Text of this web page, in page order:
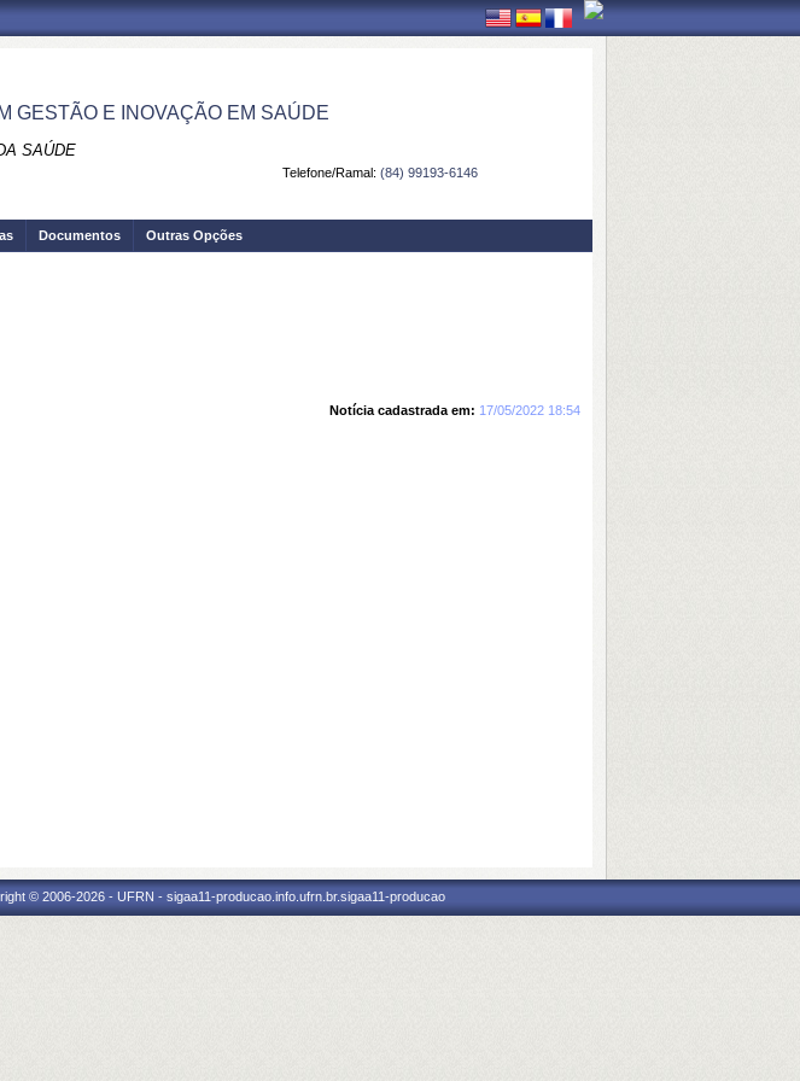
GESTÃO E INOVAÇÃO EM SAÚDE
SAÚDE
Telefone/Ramal: (84) 99193-6146
Documentos Outras Opções
Notícia cadastrada em: 17/05/2022 18:54
© 2006-2026 - UFRN - sigaa11-producao.info.ufrn.br.sigaa11-producao